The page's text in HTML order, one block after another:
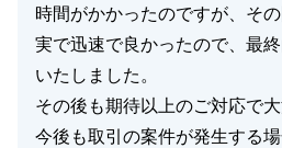
時間がかかったのですが、そ
実で迅速で良かったので、最
いたしました。
その後も期待以上のご対応で大
今後も取引の案件が発生する